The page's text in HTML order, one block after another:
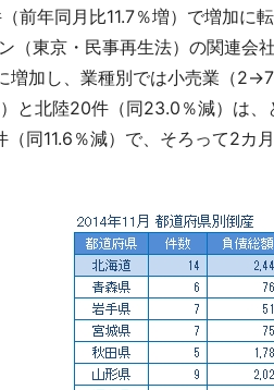
前年同月比11.7％増）で増加
（東京・民事再生法）の関連
増加し、業種別では小売業（2→7
と北陸20件（同23.0％減）は
同11.6％減）で、そろって2